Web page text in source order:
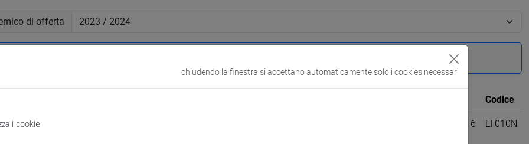
di offerta
Codice
DI LINGUA GIAPPONESE (TRATTATIVA COMMERCIALE) MOD. 1A Cognomi A-L 0 su 6 LT010N
chiudendo la finestra si accettano automaticamente solo i cookies necessari
i cookie